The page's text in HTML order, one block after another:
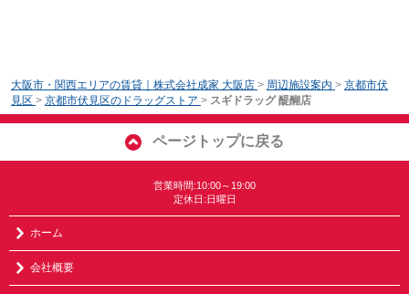
大阪市・関西エリアの賃貸｜株式会社成家 大阪店 > 周辺施設案内 > 京都市伏
見区 > 京都市伏見区のドラッグストア > スギドラッグ 醍醐店
ページトップに戻る
営業時間:10:00～19:00
定休日:日曜日
ホーム
会社概要